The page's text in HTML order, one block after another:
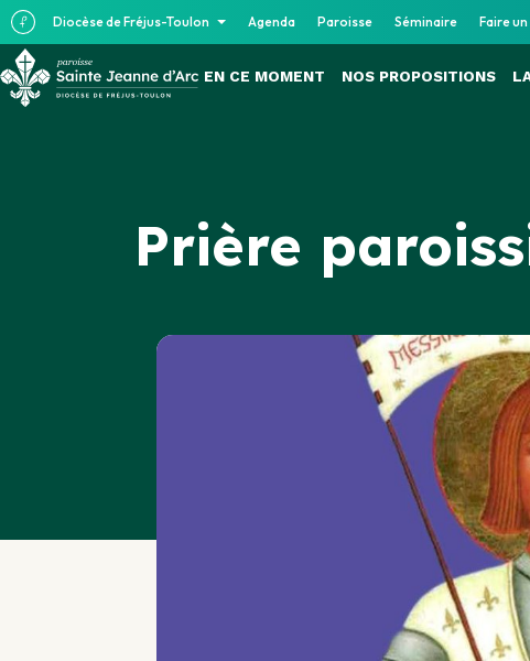
Diocèse de Fréjus-Toulon Agenda Paroisse Séminaire Faire
EN CE MOMENT NOS PROPOSITIONS
Prière